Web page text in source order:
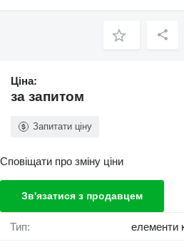
Ціна:
за запитом
Запитати ціну
Сповіщати про зміну ціни
Зв'язатися з продавцем
Тип: елементи